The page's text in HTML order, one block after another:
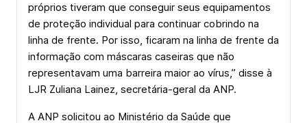
próprios tiveram que conseguir seus equipamentos
de proteção individual para continuar cobrindo na
linha de frente. Por isso, ficaram na linha de frente da
informação com máscaras caseiras que não
representavam uma barreira maior ao vírus,” disse à
LJR Zuliana Lainez, secretária-geral da ANP.
A ANP solicitou ao Ministério da Saúde que